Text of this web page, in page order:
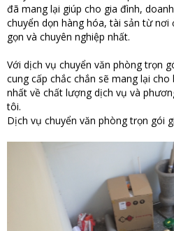
đã mang lại giúp cho gia đình,
chuyển dọn hàng hóa, tài sản từ
gọn và chuyên nghiệp nhất.
Với dịch vụ chuyển văn phòng trọn
cung cấp chắc chắn sẽ mang lại
nhất về chất lượng dịch vụ và
tôi.
Dịch vụ chuyển văn phòng trọn gói